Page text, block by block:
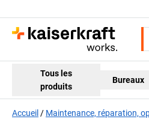
Tous les
produits
Bureaux
Accueil Maintenance, réparation,